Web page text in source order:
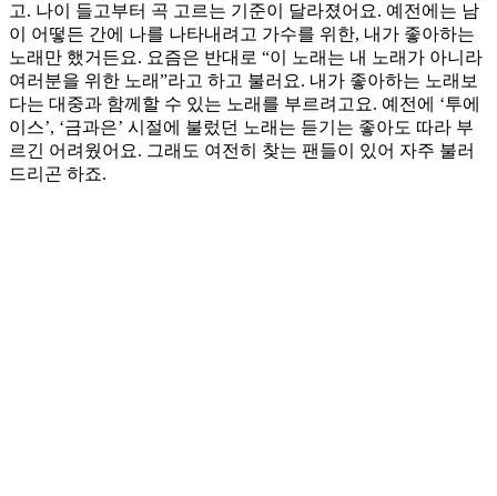
고. 나이 들고부터 곡 고르는 기준이 달라졌어요. 예전에는 남
이 어떻든 간에 나를 나타내려고 가수를 위한, 내가 좋아하는
노래만 했거든요. 요즘은 반대로 “이 노래는 내 노래가 아니라
여러분을 위한 노래”라고 하고 불러요. 내가 좋아하는 노래보
다는 대중과 함께할 수 있는 노래를 부르려고요. 예전에 ‘투에
이스’, ‘금과은’ 시절에 불렀던 노래는 듣기는 좋아도 따라 부
르긴 어려웠어요. 그래도 여전히 찾는 팬들이 있어 자주 불러
드리곤 하죠.